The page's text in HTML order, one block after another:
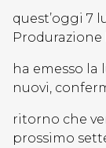
quest’oggi 7
Produrazione
ha emesso
nuovi,
ritorno che
prossimo